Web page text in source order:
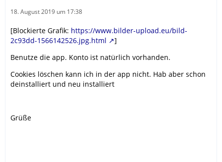
18. August 2019 um 17:38
[Blockierte Grafik: https://www.bilder-upload.eu/bild-
2c93dd-1566142526.jpg.html
]
Benutze die app. Konto ist natürlich vorhanden.
Cookies löschen kann ich in der app nicht. Hab aber schon
deinstalliert und neu installiert
Grüße